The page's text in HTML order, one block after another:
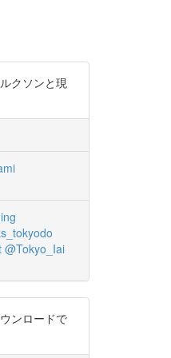
クソンと現
@Tokyo_Iai
ンロードで